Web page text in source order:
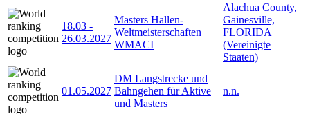
18.03 -
26.03.2027
Masters Hallen-
Weltmeisterschaften
WMACI
Alachua County,
Gainesville,
FLORIDA
(Vereinigte
Staaten)
01.05.2027
DM Langstrecke und
Bahngehen für Aktive
und Masters
n.n.